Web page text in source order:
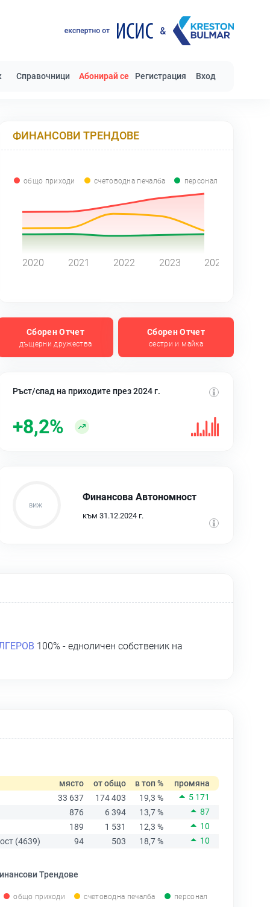
Справочници Абонирай се Регистрация Вход
ФИНАНСОВИ ТРЕНДОВЕ
общо приходи счетоводна печалба персонал
2020 2021 2022 2023 2024
Сборен Отчет
дъщерни дружества
Сборен Отчет
сестри и майка
Ръст/спад на приходите през 2024 г.
+8,2%
Финансова Автономност
към 31.12.2024 г.
100% - едноличен собственик на
място от общо в топ %
промяна
33 637
174 403 19,3 %
5 171
876
6 394 13,7 %
87
189
1 531 12,3 %
10
(4639)
94 503 18,7 % 10
Трендове
общо приходи счетоводна печалба персонал